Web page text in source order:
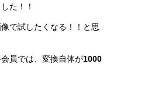
た！！
で試したくなる！！と思
員では、変換自体が1000